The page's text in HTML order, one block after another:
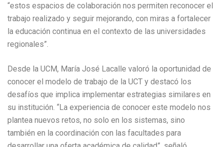
“estos espacios de colaboración nos permiten reconocer el
trabajo realizado y seguir mejorando, con miras a fortalecer
la educación continua en el contexto de las universidades
regionales”.
Desde la UCM, María José Lacalle valoró la oportunidad de
conocer el modelo de trabajo de la UCT y destacó los
desafíos que implica implementar estrategias similares en
su institución. “La experiencia de conocer este modelo nos
plantea nuevos retos, no solo en los sistemas, sino
también en la coordinación con las facultades para